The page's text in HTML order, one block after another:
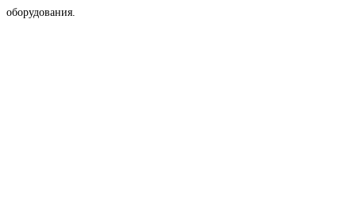
оборудования.